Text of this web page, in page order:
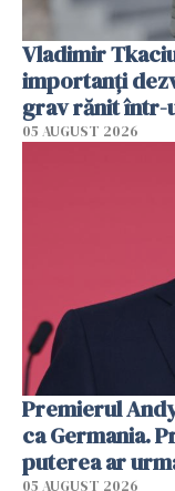
Vladimir
importanți
grav rănit într-
05 AUGUST 2026
Premierul
ca Germania.
puterea ar
05 AUGUST 2026